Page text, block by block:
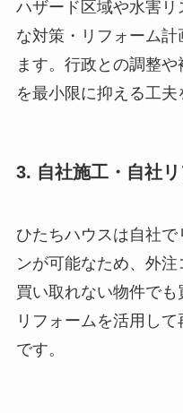
ハザード区域や水害
な対策・リフォーム
ます。行政との調整
を最小限に抑える工夫
3. 自社施工・自社
ひたちハウスは自社
ンが可能なため、外
買い取れない物件で
リフォームを活用し
です。